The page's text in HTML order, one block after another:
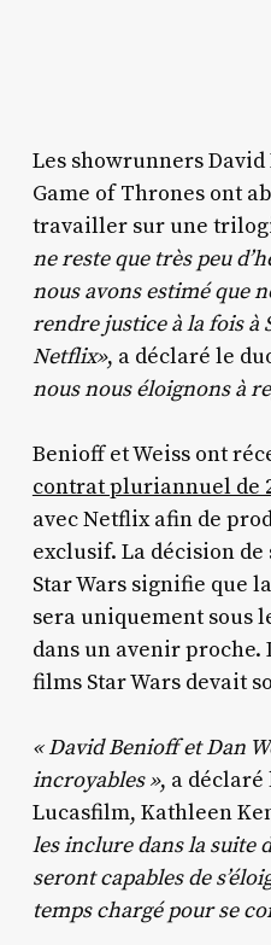
Les showrunners David
Game of Thrones ont
travailler sur une
ne reste que très peu
nous avons estimé que
rendre justice à la fois à
Netflix», a déclaré le
nous nous éloignons à
Benioff et Weiss ont
contrat pluriannuel de
avec Netflix afin de
exclusif. La décision de
Star Wars signifie que
sera uniquement sous
dans un avenir
films Star Wars devait
« David Benioff et Dan
incroyables », a
Lucasfilm, Kathleen
les inclure dans la suite
seront capables de
temps chargé pour se